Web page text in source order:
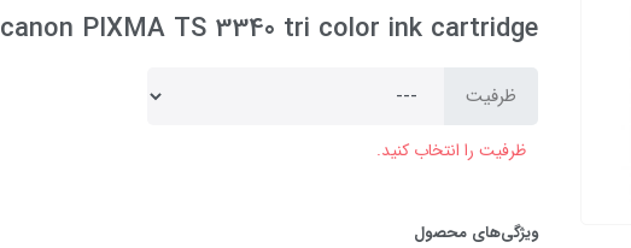
canon PIXMA TS 3340 tri color ink cartridge
ظرفیت
ظرفیت را انتخاب کنید.
ویژگی‌های محصول